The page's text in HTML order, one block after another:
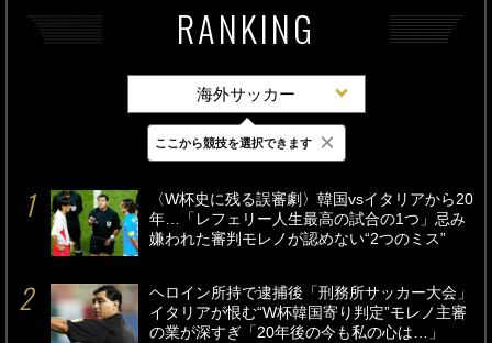
RANKING
海外サッカー
最新 24時間 週間
〈W杯史に残る誤審劇〉韓国vsイタリアから20
年…「レフェリー人生最高の試合の1つ」忌み
嫌われた審判モレノが認めない“2つのミス”
ヘロイン所持で逮捕後「刑務所サッカー大会」
イタリアが恨む“W杯韓国寄り判定”モレノ主審
の業が深すぎ「20年後の今も私の心は…」
ここから競技を選択できます ×